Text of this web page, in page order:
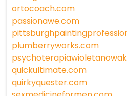
ortocoach.com
passionawe.com
plumberryworks.com
quickultimate.com
quirkyquester.com